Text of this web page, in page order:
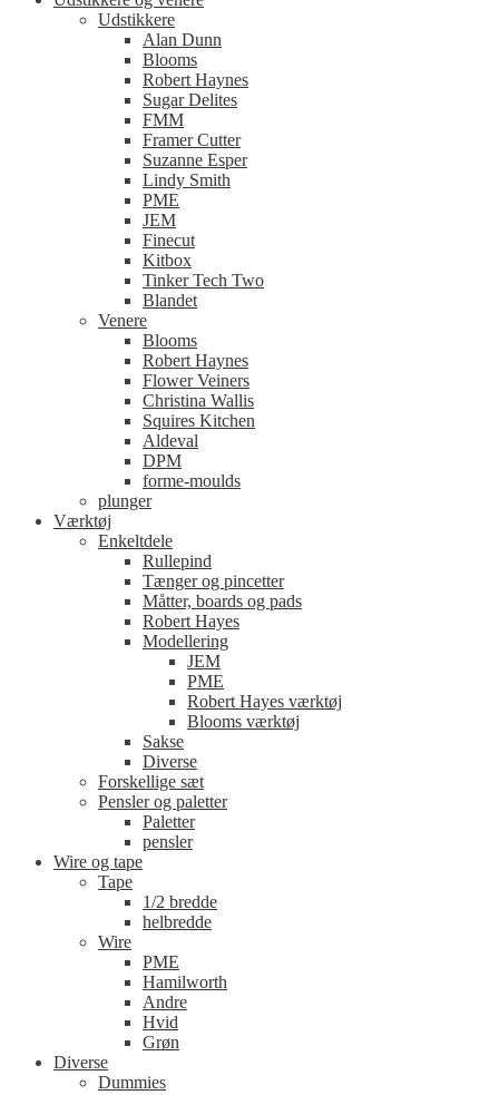
Udstikkere
Alan Dunn
Blooms
Robert Haynes
Sugar Delites
FMM
Framer Cutter
Suzanne Esper
Lindy Smith
PME
JEM
Finecut
Kitbox
Tinker Tech Two
Blandet
Venere
Blooms
Robert Haynes
Flower Veiners
Christina Wallis
Squires Kitchen
Aldeval
DPM
forme-moulds
plunger
Værktøj
Enkeltdele
Rullepind
Tænger og pincetter
Måtter, boards og pads
Robert Hayes
Modellering
JEM
PME
Robert Hayes værktøj
Blooms værktøj
Sakse
Diverse
Forskellige sæt
Pensler og paletter
Paletter
pensler
Wire og tape
Tape
1/2 bredde
helbredde
Wire
PME
Hamilworth
Andre
Hvid
Grøn
Diverse
Dummies